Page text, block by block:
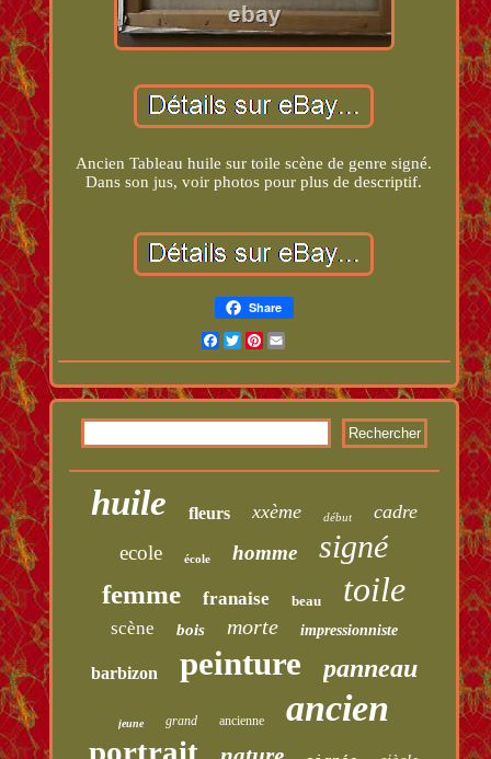
Ancien Tableau huile sur toile scène de genre signé.
Dans son jus, voir photos pour plus de descriptif.
Share
Facebook
TwitterPinterest
huile fleurs xxème début cadre
ecole école homme signé
femme franaise beau toile
scène bois morte impressionniste
barbizon peinture panneau
jeune grand ancienne ancien
portrait